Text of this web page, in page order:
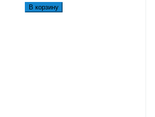
В корзину